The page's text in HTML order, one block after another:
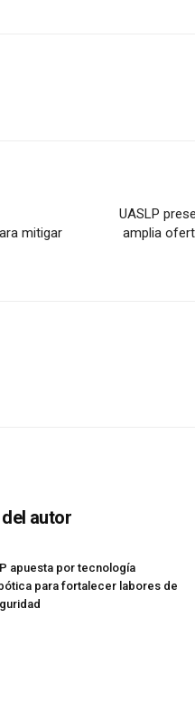
mitigar
UASLP
amplia
autor
apuesta por tecnología
para fortalecer labores de